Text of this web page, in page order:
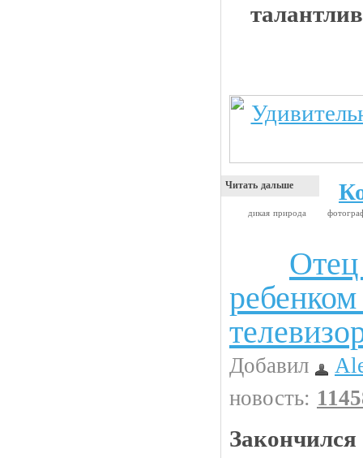
Читать дальше
дикая природа
Отец
Добавил
новость: